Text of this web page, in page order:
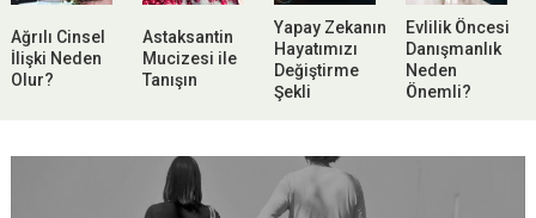
Ağrılı Cinsel
İlişki Neden
Olur?
Astaksantin
Mucizesi ile
Tanışın
Yapay Zekanın
Hayatımızı
Değiştirme
Şekli
Evlilik Öncesi
Danışmanlık
Neden
Önemli?